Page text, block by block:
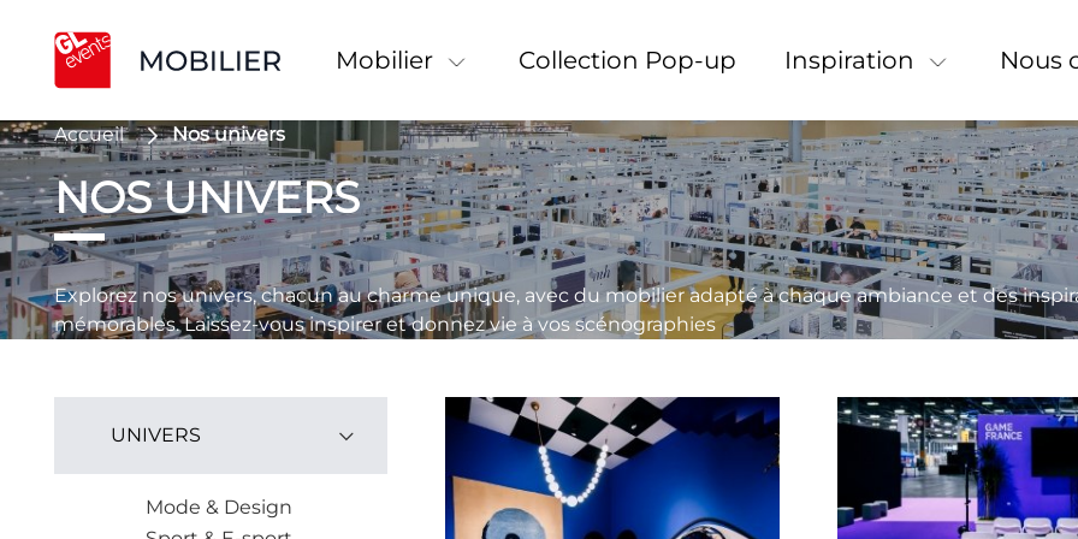
Mobilier Collection Pop-up Inspiration
Accueil Nos univers
NOS UNIVERS
Explorez nos univers, chacun au charme unique, avec du mobilier adapté à chaque ambiance et des
mémorables. Laissez-vous inspirer et donnez vie à vos scénographies
UNIVERS
Mode & Design